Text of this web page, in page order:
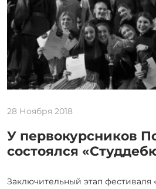
28 Ноября 2018
У первокурсников
состоялся
Заключительный этап фестиваля